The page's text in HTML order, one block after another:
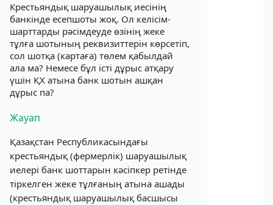
Крестьяндық шаруашылық иесінің
банкінде есепшоты жоқ. Ол келісім-
шарттарды рәсімдеуде өзінің жеке
тұлға шотының реквизиттерін көрсетіп,
сол шотқа (картаға) төлем қабылдай
ала ма? Немесе бұл істі дұрыс атқару
үшін ҚХ атына банк шотын ашқан
дұрыс па?
Жауап
Қазақстан Республикасындағы
крестьяндық (фермерлік) шаруашылық
иелері банк шоттарын кәсіпкер ретінде
тіркелген жеке тұлғаның атына ашады
(крестьяндық шаруашылық басшысы